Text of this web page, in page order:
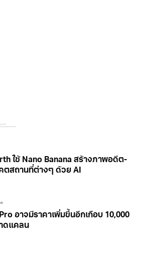
ใช้ Nano Banana สร้างภาพอดีต-
ตสถานที่ต่างๆ ด้วย AI
อาจมีราคาเพิ่มขึ้นอีกเกือบ 10,000
ดแคลน